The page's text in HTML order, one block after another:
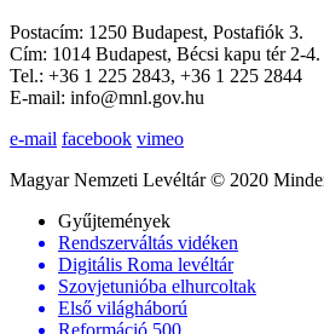
Postacím: 1250 Budapest, Postafiók 3.
Cím: 1014 Budapest, Bécsi kapu tér 2-4.
Tel.: +36 1 225 2843, +36 1 225 2844
E-mail: info@mnl.gov.hu
e-mail facebook vimeo
Magyar Nemzeti Levéltár © 2020
Gyűjtemények
Rendszerváltás vidéken
Digitális Roma levéltár
Szovjetunióba elhurcoltak
Első világháború